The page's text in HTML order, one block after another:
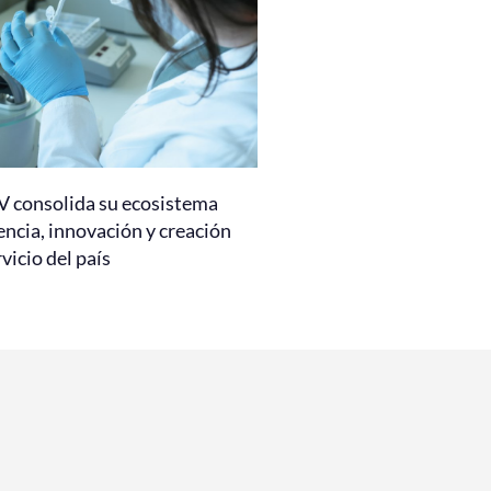
consolida su ecosistema
innovación y creación
del país